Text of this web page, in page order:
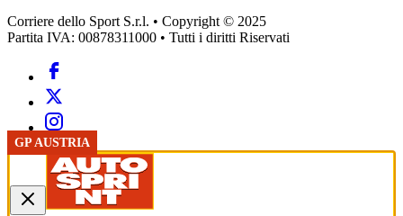
GP AUSTRIA
Corriere dello Sport S.r.l. • Copyright © 2025
Partita IVA: 00878311000 • Tutti i diritti Riservati